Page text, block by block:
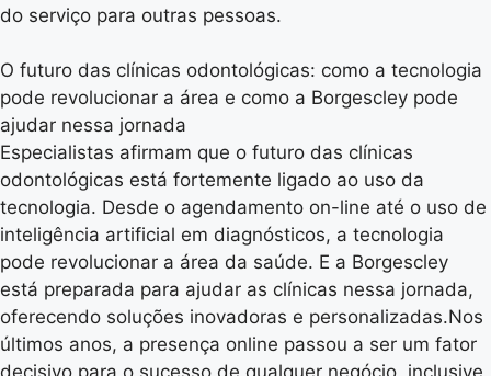
do serviço para outras pessoas.
O futuro das clínicas odontológicas: como a tecnologia
pode revolucionar a área e como a Borgescley pode
ajudar nessa jornada
Especialistas afirmam que o futuro das clínicas
odontológicas está fortemente ligado ao uso da
tecnologia. Desde o agendamento on-line até o uso de
inteligência artificial em diagnósticos, a tecnologia
pode revolucionar a área da saúde. E a Borgescley
está preparada para ajudar as clínicas nessa jornada,
oferecendo soluções inovadoras e personalizadas.Nos
últimos anos, a presença online passou a ser um fator